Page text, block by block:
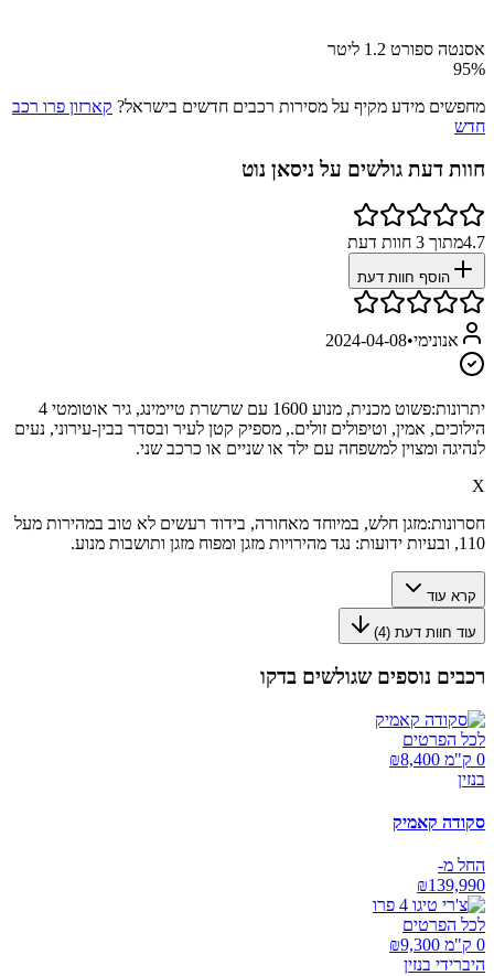
אסנטה ספורט 1.2 ליטר
95%
מחפשים מידע מקיף על מסירות רכבים חדשים בישראל? קארזון פרו רכב
חדש
חוות דעת גולשים על ניסאן נוט
4.7מתוך 3 חוות דעת
הוסף חוות דעת
אנונימי•
2024-04-08
יתרונות:
פשוט מכנית, מנוע 1600 עם שרשרת טיימינג, גיר אוטומטי 4
הילוכים, אמין, וטיפולים זולים., מספיק קטן לעיר ובסדר בבין-עירוני, נעים
לנהיגה ומצוין למשפחה עם ילד או שניים או כרכב שני.
X
חסרונות:מזגן חלש, במיוחד מאחורה, בידוד רעשים לא טוב במהירות מעל
110, ובעיות ידועות: נגד מהירויות מזגן ומפוח מזגן ותושבות מנוע.
קרא עוד
עוד חוות דעת (4
)
רכבים נוספים שגולשים בדקו
לכל הפרטים
0 ק"מ ₪
8,400
בנזין
סקודה קאמיק
החל מ-
₪139,990
לכל הפרטים
0 ק"מ ₪
9,300
היברידי בנזין